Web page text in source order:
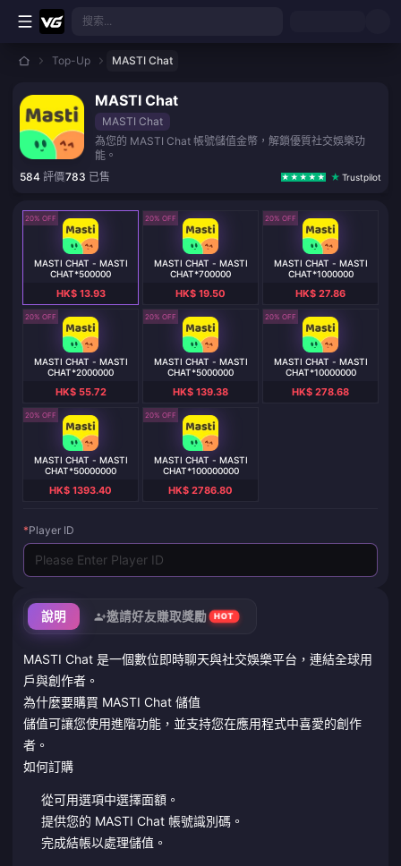
跳至主要內容
搜索...
Top-Up MASTI Chat
MASTI Chat
MASTI Chat
為您的 MASTI Chat 帳號儲值金幣，解鎖優質社交娛樂功
能。
584 評價783 已售 Trustpilot
說明 邀請好友賺取獎勵 HOT
MASTI Chat 是一個數位即時聊天與社交娛樂平台，連結全球用
戶與創作者。
為什麼要購買 MASTI Chat 儲值
儲值可讓您使用進階功能，並支持您在應用程式中喜愛的創作
者。
如何訂購
從可用選項中選擇面額。
提供您的 MASTI Chat 帳號識別碼。
完成結帳以處理儲值。
20% OFF
MASTI CHAT - MASTI
CHAT*500000
HK$ 13.93
20% OFF
MASTI CHAT - MASTI
CHAT*700000
HK$ 19.50
20% OFF
MASTI CHAT - MASTI
CHAT*1000000
HK$ 27.86
20% OFF
MASTI CHAT - MASTI
CHAT*2000000
HK$ 55.72
20% OFF
MASTI CHAT - MASTI
CHAT*5000000
HK$ 139.38
20% OFF
MASTI CHAT - MASTI
CHAT*10000000
HK$ 278.68
20% OFF
MASTI CHAT - MASTI
CHAT*50000000
HK$ 1393.40
20% OFF
MASTI CHAT - MASTI
CHAT*100000000
HK$ 2786.80
*Player ID